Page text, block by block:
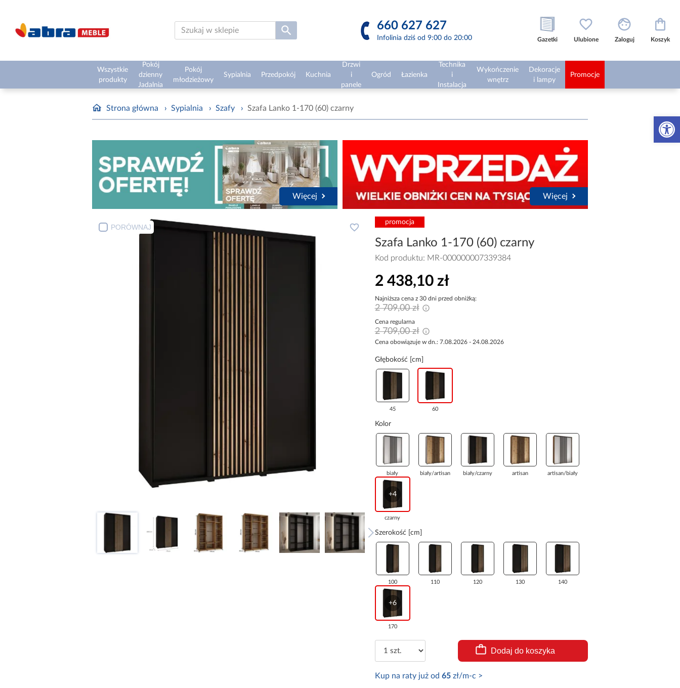
Otwórz
660 627 627
Infolinia dziś od 9:00 do 20:00 Gazetki Ulubione Zaloguj Koszyk
Wszystkie
produkty
Pokój
dzienny
Jadalnia
Pokój
młodzieżowy
Sypialnia Przedpokój Kuchnia
Drzwi
i
panele
Ogród Łazienka
Technika
i
Instalacja
Wykończenie
wnętrz
Dekoracje
i lampy
Promocje
Strona główna › Sypialnia › Szafy › Szafa Lanko 1-170 (60) czarny
Więcej Więcej
PORÓWNAJ
promocja
Szafa Lanko 1-170 (60) czarny
Kod produktu: MR-000000007339384
2 438,10 zł
Najniższa cena z 30 dni przed obniżką:
2 709,00 zł
Cena regularna
2 709,00 zł
Cena obowiązuje w dn.: 7.08.2026 - 24.08.2026
Głębokość [cm]
45 60
Kolor
biały biały/artisan biały/czarny artisan artisan/biały
+4
czarny
Szerokość [cm]
100 110 120 130 140
+6
170
Dodaj do koszyka
Kup na raty już od 65zł/m-c >